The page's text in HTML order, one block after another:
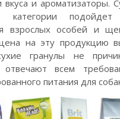
вкуса и ароматизаторы.
подойдет
взрослых особей и
на эту продукцию
гранулы не
всем
питания для